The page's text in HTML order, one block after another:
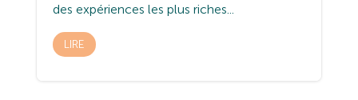
des expériences les plus riches...
LIRE